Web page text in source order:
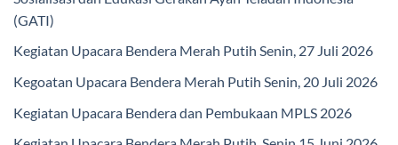
(GATI)
Kegiatan Upacara Bendera Merah Putih Senin, 27 Juli 2026
Kegoatan Upacara Bendera Merah Putih Senin, 20 Juli 2026
Kegiatan Upacara Bendera dan Pembukaan MPLS 2026